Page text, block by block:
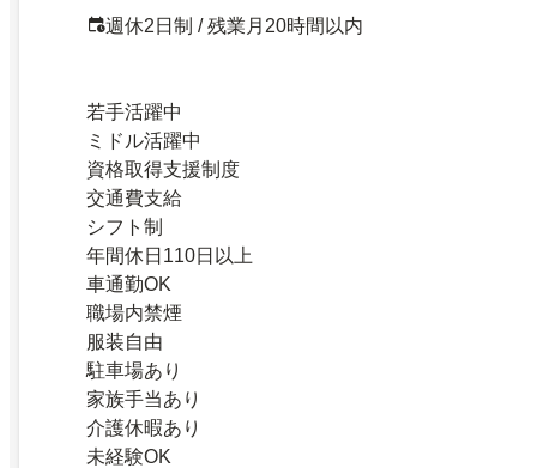
週休2日制 / 残業月20時間以内
若手活躍中
ミドル活躍中
資格取得支援制度
交通費支給
シフト制
年間休日110日以上
車通勤OK
職場内禁煙
服装自由
駐車場あり
家族手当あり
介護休暇あり
未経験OK